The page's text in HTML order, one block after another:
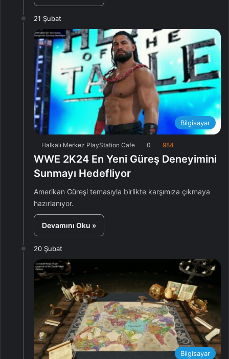
21 Şubat
Bilgisayar
Halkalı Merkez PlayStation Cafe 0 984
WWE 2K24 En Yeni Güreş Deneyimini
Sunmayı Hedefliyor
Amerikan Güreşi temasıyla birlikte karşımıza çıkmaya
hazırlanıyor.
Devamını Oku »
20 Şubat
Bilgisayar